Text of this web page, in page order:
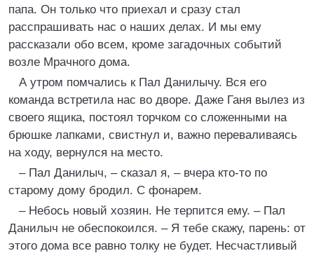
папа. Он только что приехал и сразу стал
расспрашивать нас о наших делах. И мы ему
рассказали обо всем, кроме загадочных событий
возле Мрачного дома.
А утром помчались к Пал Данилычу. Вся его
команда встретила нас во дворе. Даже Ганя вылез из
своего ящика, постоял торчком со сложенными на
брюшке лапками, свистнул и, важно переваливаясь
на ходу, вернулся на место.
– Пал Данилыч, – сказал я, – вчера кто-то по
старому дому бродил. С фонарем.
– Небось новый хозяин. Не терпится ему. – Пал
Данилыч не обеспокоился. – Я тебе скажу, парень: от
этого дома все равно толку не будет. Несчастливый